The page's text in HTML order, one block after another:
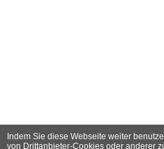
Indem Sie diese Webseite weiter
von Drittanbieter-Cookies oder anderer